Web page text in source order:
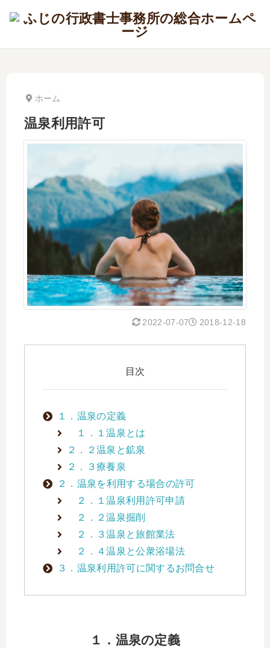
ホーム
温泉利用許可
2018-12-18
2022-07-07
目次
１．温泉の定義
１．１温泉とは
２．２温泉と鉱泉
２．３療養泉
２．温泉を利用する場合の許可
２．１温泉利用許可申請
２．２温泉掘削
２．３温泉と旅館業法
２．４温泉と公衆浴場法
３．温泉利用許可に関するお問合せ
１．温泉の定義